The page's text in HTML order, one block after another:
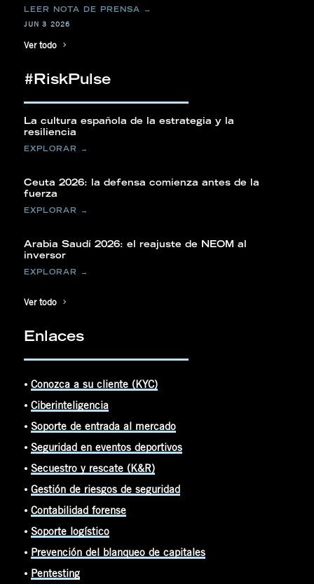
JUN 3 2026
Ver todo
#RiskPulse
La cultura española de la estrategia y la
resiliencia
Ceuta 2026: la defensa comienza antes de la
fuerza
Arabia Saudí 2026: el reajuste de NEOM al
inversor
Ver todo
Enlaces
⦁Conozca a su cliente (KYC)
⦁Ciberinteligencia
⦁ Soporte de entrada al mercado
⦁ Seguridad en eventos deportivos
⦁ Secuestro y rescate (K&R)
⦁Gestión de riesgos de seguridad
⦁Contabilidad forense
⦁ Soporte logístico
⦁ Prevención del blanqueo de capitales
⦁ Pentesting